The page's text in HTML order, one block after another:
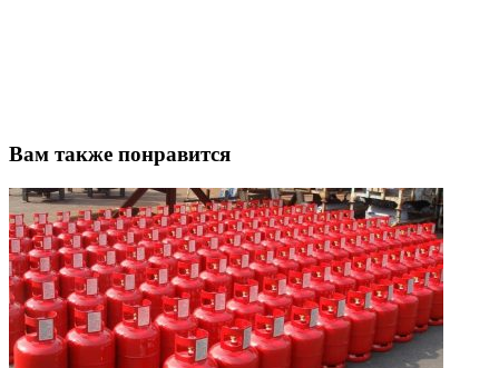
Вам также понравится